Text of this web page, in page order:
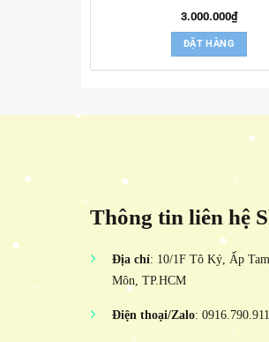
3.000.000₫
ĐẶT HÀNG
Thông tin liên hệ
Địa chỉ: 10/1F Tô Ký, Ấp
Môn, TP.HCM
Điện thoại/Zalo: